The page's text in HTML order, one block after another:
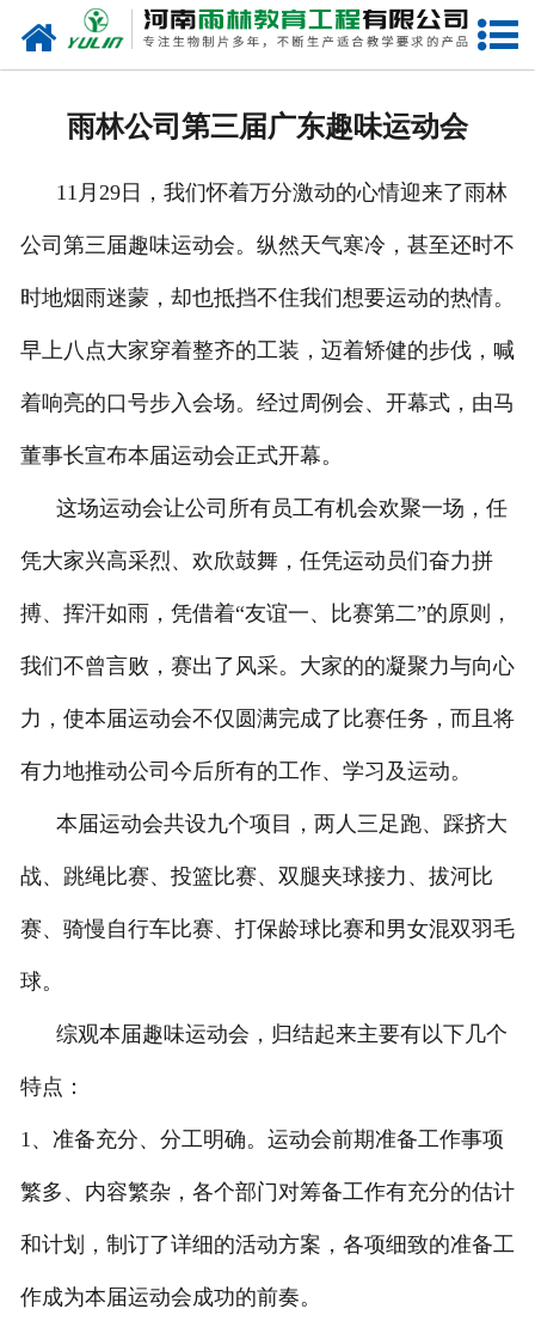
网站首页
联系我们
雨林公司第三届广东趣味运动会
11月29日，我们怀着万分激动的心情迎来了雨林
公司第三届趣味运动会。纵然天气寒冷，甚至还时不
时地烟雨迷蒙，却也抵挡不住我们想要运动的热情。
早上八点大家穿着整齐的工装，迈着矫健的步伐，喊
着响亮的口号步入会场。经过周例会、开幕式，由马
董事长宣布本届运动会正式开幕。
这场运动会让公司所有员工有机会欢聚一场，任
凭大家兴高采烈、欢欣鼓舞，任凭运动员们奋力拼
搏、挥汗如雨，凭借着“友谊一、比赛第二”的原则，
我们不曾言败，赛出了风采。大家的的凝聚力与向心
力，使本届运动会不仅圆满完成了比赛任务，而且将
有力地推动公司今后所有的工作、学习及运动。
本届运动会共设九个项目，两人三足跑、踩挤大
战、跳绳比赛、投篮比赛、双腿夹球接力、拔河比
赛、骑慢自行车比赛、打保龄球比赛和男女混双羽毛
球。
综观本届趣味运动会，归结起来主要有以下几个
特点：
1、准备充分、分工明确。运动会前期准备工作事项
繁多、内容繁杂，各个部门对筹备工作有充分的估计
和计划，制订了详细的活动方案，各项细致的准备工
作成为本届运动会成功的前奏。